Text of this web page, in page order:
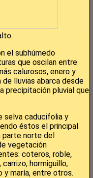
el subhúmedo
que oscilan entre
calurosos, enero y
lluvias abarca desde
precipitación pluvial que
selva caducifolia y
éstos el principal
parte norte del
vegetación
coteros, roble,
hormiguillo,
y maría, entre otros.